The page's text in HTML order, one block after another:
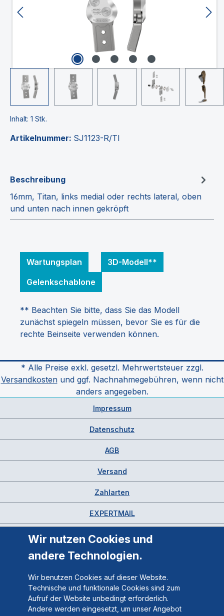
Inhalt: 1 Stk.
Artikelnummer: SJ1123-R/TI
Beschreibung
16mm, Titan, links medial oder rechts lateral, oben
und unten nach innen gekröpft
Wartungsplan
3D-Modell**
Gelenkschablone
** Beachten Sie bitte, dass Sie das Modell
zunächst spiegeln müssen, bevor Sie es für die
rechte Beinseite verwenden können.
* Alle Preise exkl. gesetzl. Mehrwertsteuer zzgl.
Versandkostenund ggf. Nachnahmegebühren, wenn nicht
anders angegeben.
Impressum
Datenschutz
AGB
Versand
Zahlarten
EXPERTMAIL
Wir nutzen Cookies und
andere Technologien.
Wir benutzen Cookies auf dieser Website.
Technische und funktionale Cookies sind zum
Aufruf der Website unbedingt erforderlich.
Andere werden eingesetzt, um unser Angebot